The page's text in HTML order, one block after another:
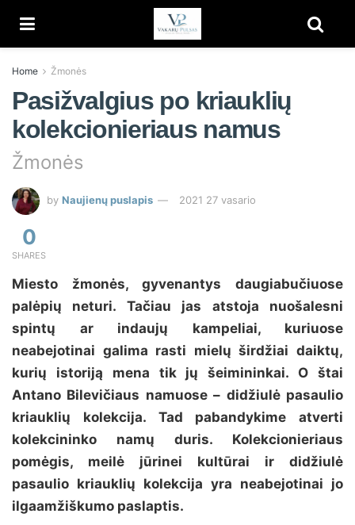
Home Žmonės
Pasižvalgius po kriauklių
kolekcionieriaus namus
Žmonės
by Naujienų puslapis 2021 27 vasario
0
SHARES
Miesto žmonės, gyvenantys daugiabučiuose
palėpių neturi. Tačiau jas atstoja nuošalesni
spintų ar indaujų kampeliai, kuriuose
neabejotinai galima rasti mielų širdžiai daiktų,
kurių istoriją mena tik jų šeimininkai. O štai
Antano Bilevičiaus namuose – didžiulė pasaulio
kriauklių kolekcija. Tad pabandykime atverti
kolekcininko namų duris. Kolekcionieriaus
pomėgis, meilė jūrinei kultūrai ir didžiulė
pasaulio kriauklių kolekcija yra neabejotinai jo
ilgaamžiškumo paslaptis.